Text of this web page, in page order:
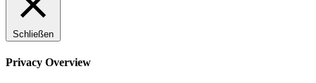
Schließen
Privacy Overview